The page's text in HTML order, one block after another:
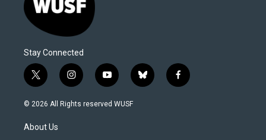
Stay Connected
t
w
i
t
e
i
n
s
y
o
u
b
l
f
a
© 2026 All Rights reserved WUSF
About Us